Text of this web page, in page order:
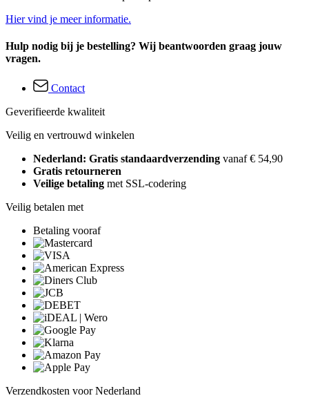
Hier vind je meer informatie.
Hulp nodig bij je bestelling? Wij beantwoorden graag jouw
vragen.
Contact
Geverifieerde kwaliteit
Veilig en vertrouwd winkelen
Nederland: Gratis standaardverzending vanaf € 54,90
Gratis retourneren
Veilige betaling met SSL-codering
Veilig betalen met
Betaling vooraf
Verzendkosten voor Nederland